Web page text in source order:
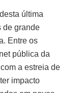
última
de grande
Entre os
pública da
a estreia de
impacto